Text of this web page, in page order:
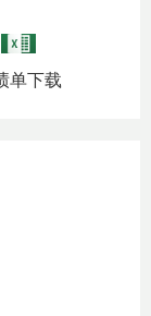
单下载